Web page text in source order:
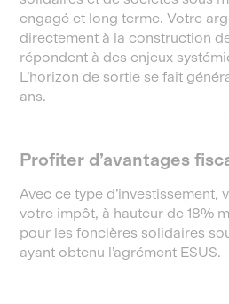
engagé et long terme. Votre
directement à la construction
répondent à des enjeux
L’horizon de sortie se fait
ans.
Profiter d’avantages
Avec ce type d’investissement,
votre impôt, à hauteur de 18%
pour les foncières solidaires
ayant obtenu l’agrément ESUS.